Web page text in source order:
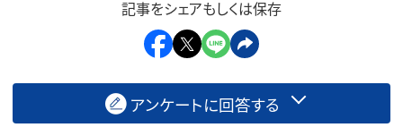
記事をシェアもしくは保存
アンケートに回答する